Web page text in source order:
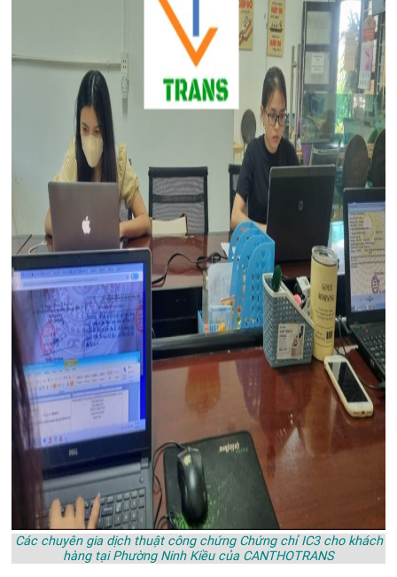
Các chuyên gia dịch thuật công chứng Chứng chỉ IC3 cho khách
hàng tại Phường Ninh Kiều của CANTHOTRANS